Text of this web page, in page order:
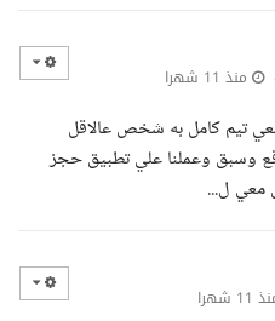
منذ 11 شهرا
تيم كامل به شخص عالاقل
وسبق وعملنا علي تطبيق حجز
معي ل...
شهرا